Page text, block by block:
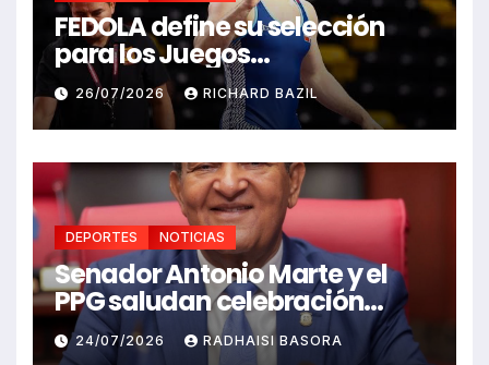
FEDOLA define su selección
para los Juegos
Centroamericanos y del
Caribe Santo Domingo 2026
26/07/2026 RICHARD BAZIL
DEPORTES NOTICIAS
Senador Antonio Marte y el
PPG saludan celebración
Juegos Centroamericanos
24/07/2026 RADHAISI BASORA